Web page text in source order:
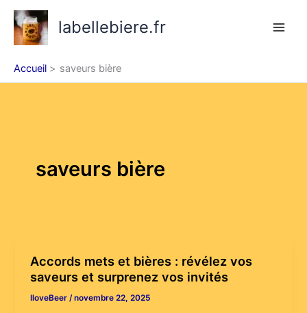
Aller
contenu
labellebiere.fr
Accueil saveurs bière
saveurs bière
Accords mets et bières : révélez vos
saveurs et surprenez vos invités
IloveBeer/novembre 22, 2025